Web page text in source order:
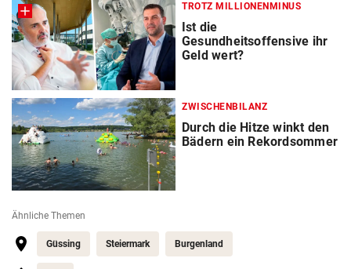
TROTZ MILLIONENMINUS
Ist die
Gesundheitsoffensive ihr
Geld wert?
ZWISCHENBILANZ
Durch die Hitze winkt den
Bädern ein Rekordsommer
Ähnliche Themen
Güssing Steiermark Burgenland